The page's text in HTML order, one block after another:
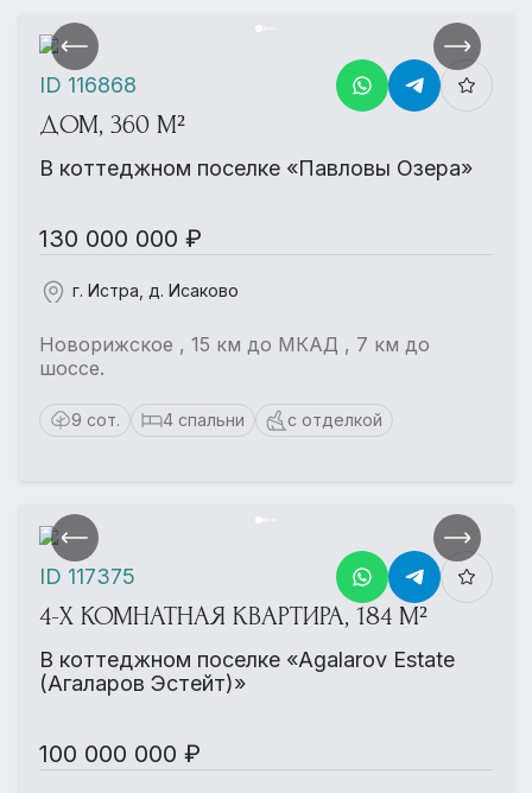
ДОМ, 360 М²
В коттеджном поселке «Павловы Озера»
130 000 000 ₽
г. Истра, д. Исаково
Новорижское , 15 км до МКАД , 7 км до
шоссе.
9 сот. 4 спальни с отделкой
ID 116868
4-Х КОМНАТНАЯ КВАРТИРА, 184 М²
В коттеджном поселке «Agalarov Estate
(Агаларов Эстейт)»
100 000 000 ₽
ID 117375